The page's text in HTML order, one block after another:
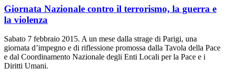
Giornata Nazionale contro il terrorismo, la guerra e
la violenza
Sabato 7 febbraio 2015. A un mese dalla strage di Parigi, una
giornata d’impegno e di riflessione promossa dalla Tavola della Pace
e dal Coordinamento Nazionale degli Enti Locali per la Pace e i
Diritti Umani.